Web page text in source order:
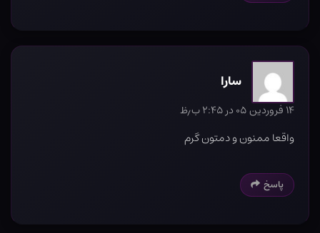
سارا
۱۴ فروردین ۰۵ در ۲:۴۵ ب٫ظ
واقعا ممنون و دمتون گرم
پاسخ